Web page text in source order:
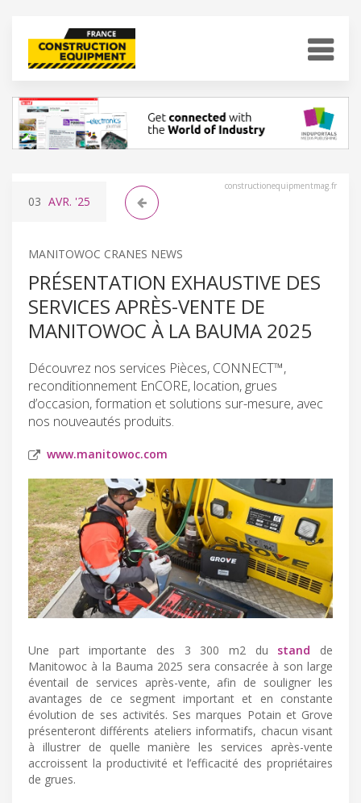
constructionequipmentmag.fr
03 AVR. '25
MANITOWOC CRANES NEWS
PRÉSENTATION EXHAUSTIVE DES
SERVICES APRÈS-VENTE DE
MANITOWOC À LA BAUMA 2025
Découvrez nos services Pièces, CONNECT™,
reconditionnement EnCORE, location, grues
d’occasion, formation et solutions sur-mesure, avec
nos nouveautés produits.
www.manitowoc.com
Une part importante des 3 300 m2 du stand de
Manitowoc à la Bauma 2025 sera consacrée à son large
éventail de services après-vente, afin de souligner les
avantages de ce segment important et en constante
évolution de ses activités. Ses marques Potain et Grove
présenteront différents ateliers informatifs, chacun visant
à illustrer de quelle manière les services après-vente
accroissent la productivité et l’efficacité des propriétaires
de grues.